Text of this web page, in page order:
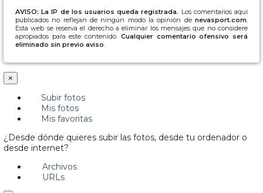
AVISO: La IP de los usuarios queda registrada. Los comentarios aquí
publicados no reflejan de ningún modo la opinión de nevasport.com
Esta web se reserva el derecho a eliminar los mensajes que no considere
apropiados para este contenido. Cualquier comentario ofensivo será
eliminado sin previo aviso
×
Subir fotos
Mis fotos
Mis favoritas
¿Desde dónde quieres subir las fotos, desde tu ordenador o
desde internet?
Archivos
URLs